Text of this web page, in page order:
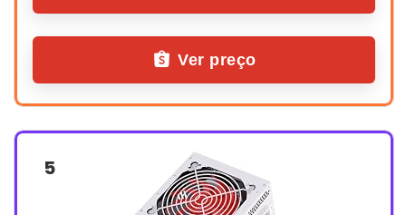
Ver preço
5